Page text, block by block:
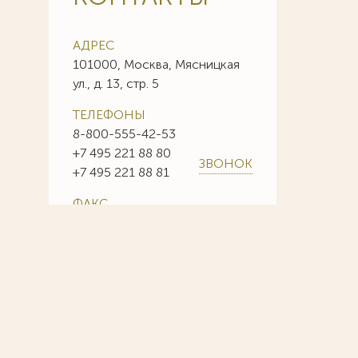
АДРЕС
101000, Москва, Мясницкая
ул., д. 13, стр. 5
ТЕЛЕФОНЫ
8-800-555-42-53
+7 495 221 88 80
+7 495 221 88 81
ЗВОНОК
ФАКС